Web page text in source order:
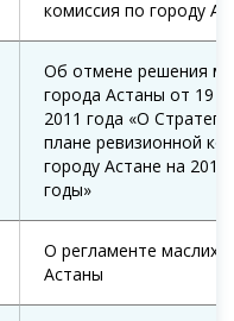
комиссия по городу
Об отмене решения
города Астаны от 19
2011 года «О
плане ревизионной
городу Астане на
годы»
О регламенте
Астаны